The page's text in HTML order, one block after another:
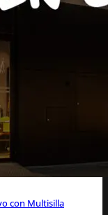
con Multisilla